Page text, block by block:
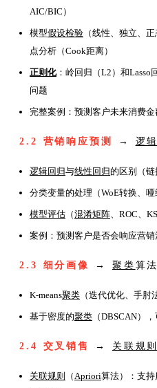
AIC/BIC）
模型假设检验 （线性、独立、
点分析（Cook距离）
正则化：岭回归（L2）和Lasso
问题
完整案例：预测客户未来消费金
2.2 营销响应预测 → 逻
逻辑回归与线性回归的区别（链
分类变量的处理（WoE转换、哑
模型评估 （混淆矩阵、ROC、
案例：预测客户是否会响应营销
2.3 细分画像 →聚类 算法
K-means聚类 （迭代优化、手肘
基于密度的聚类 （DBSCAN）
2.4 交叉销售 → 关联规
关联规则 （Apriori算法）：支